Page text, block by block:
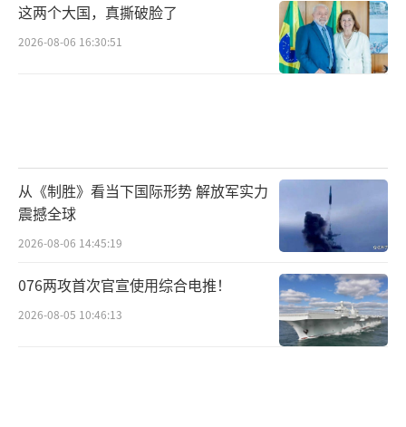
这两个大国，真撕破脸了
2026-08-06 16:30:51
从《制胜》看当下国际形势 解放军实力
震撼全球
2026-08-06 14:45:19
076两攻首次官宣使用综合电推！
2026-08-05 10:46:13